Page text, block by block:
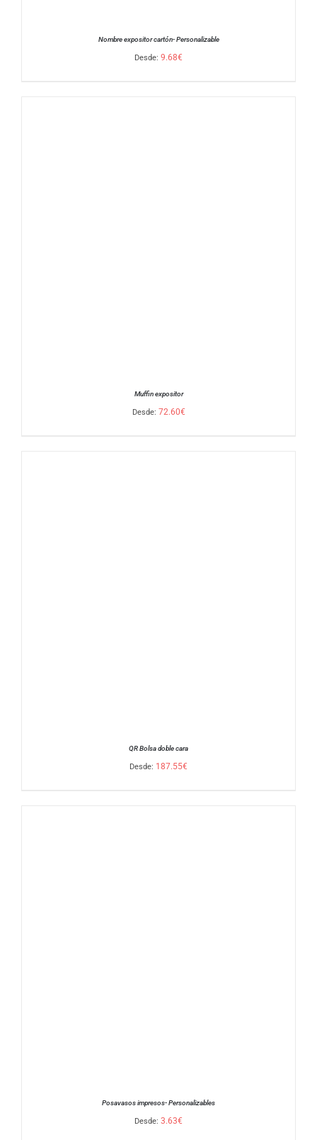
Nombre expositor cartón- Personalizable
Desde: 9.68€
Muffin expositor
Desde: 72.60€
QR Bolsa doble cara
Desde: 187.55€
Posavasos impresos- Personalizables
Desde: 3.63€